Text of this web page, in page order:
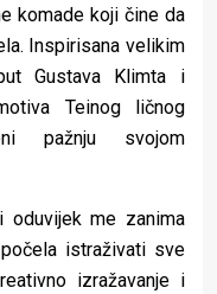
komade koji čine da
Inspirisana velikim
Gustava Klimta i
Teinog ličnog
pažnju svojom
oduvijek me zanima
istraživati sve
izražavanje i